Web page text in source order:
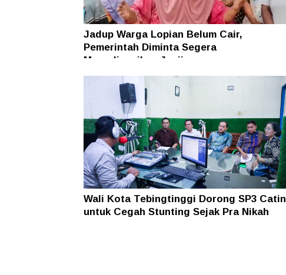
Jadup Warga Lopian Belum Cair,
Pemerintah Diminta Segera
Merealisasikan Janji
Wali Kota Tebingtinggi Dorong SP3 Catin
untuk Cegah Stunting Sejak Pra Nikah